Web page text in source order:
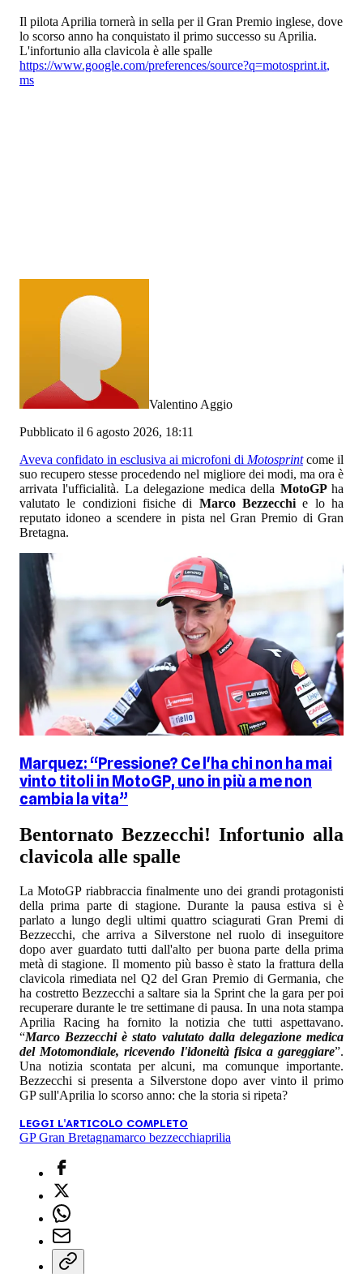
Il pilota Aprilia tornerà in sella per il Gran Premio inglese, dove
lo scorso anno ha conquistato il primo successo su Aprilia.
L'infortunio alla clavicola è alle spalle
https://www.google.com/preferences/source?q=motosprint.it,
ms
Valentino Aggio
Pubblicato il 6 agosto 2026, 18:11
Aveva confidato in esclusiva ai microfoni di Motosprintcome il
suo recupero stesse procedendo nel migliore dei modi, ma ora è
arrivata l'ufficialità. La delegazione medica della MotoGPha
valutato le condizioni fisiche di Marco Bezzecchi e lo ha
reputato idoneo a scendere in pista nel Gran Premio di Gran
Bretagna.
Marquez: “Pressione? Ce l'ha chi non ha mai
vinto titoli in MotoGP, uno in più a me non
cambia la vita”
Bentornato Bezzecchi! Infortunio alla
clavicola alle spalle
La MotoGP riabbraccia finalmente uno dei grandi protagonisti
della prima parte di stagione. Durante la pausa estiva si è
parlato a lungo degli ultimi quattro sciagurati Gran Premi di
Bezzecchi, che arriva a Silverstone nel ruolo di inseguitore
dopo aver guardato tutti dall'alto per buona parte della prima
metà di stagione. Il momento più basso è stato la frattura della
clavicola rimediata nel Q2 del Gran Premio di Germania, che
ha costretto Bezzecchi a saltare sia la Sprint che la gara per poi
recuperare durante le tre settimane di pausa. In una nota stampa
Aprilia Racing ha fornito la notizia che tutti aspettavano.
“Marco Bezzecchi è stato valutato dalla delegazione medica
del Motomondiale, ricevendo l'idoneità fisica a gareggiare”.
Una notizia scontata per alcuni, ma comunque importante.
Bezzecchi si presenta a Silverstone dopo aver vinto il primo
GP sull'Aprilia lo scorso anno: che la storia si ripeta?
LEGGI L'ARTICOLO COMPLETO
GP Gran Bretagnamarco bezzecchiaprilia